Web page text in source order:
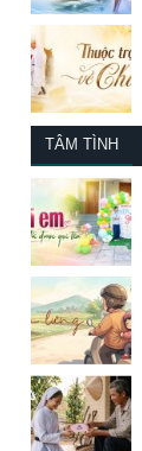
TÂM TÌNH